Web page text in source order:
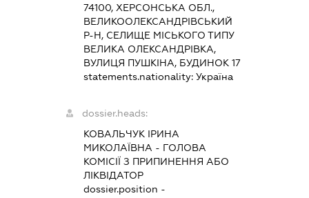
74100, ХЕРСОНСЬКА ОБЛ.,
ВЕЛИКООЛЕКСАНДРІВСЬКИЙ
Р-Н, СЕЛИЩЕ МІСЬКОГО ТИПУ
ВЕЛИКА ОЛЕКСАНДРІВКА,
ВУЛИЦЯ ПУШКІНА, БУДИНОК 17
statements.nationality: Україна
dossier.heads:
КОВАЛЬЧУК ІРИНА
МИКОЛАЇВНА - ГОЛОВА
КОМІСІЇ З ПРИПИНЕННЯ АБО
ЛІКВІДАТОР
dossier.position -